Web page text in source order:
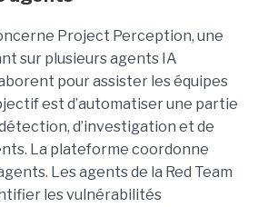
Project Perception, une
sur plusieurs agents IA
pour assister les équipes
est d’automatiser une partie
d’investigation et de
La plateforme coordonne
Les agents de la Red Team
les vulnérabilités